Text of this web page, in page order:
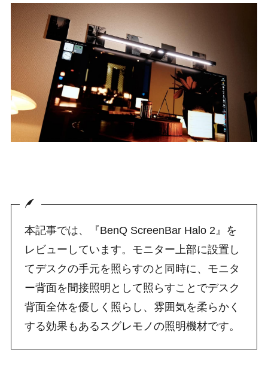
本記事では、『BenQ ScreenBar Halo 2』を
レビューしています。モニター上部に設置し
てデスクの手元を照らすのと同時に、モニタ
ー背面を間接照明として照らすことでデスク
背面全体を優しく照らし、雰囲気を柔らかく
する効果もあるスグレモノの照明機材です。